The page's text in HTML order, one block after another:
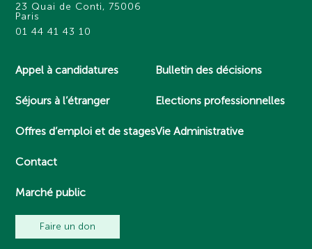
23 Quai de Conti, 75006
Paris
01 44 41 43 10
Appel à candidatures
Séjours à l’étranger
Offres d’emploi et de stages
Contact
Marché public
Bulletin des décisions
Elections professionnelles
Vie Administrative
Faire un don